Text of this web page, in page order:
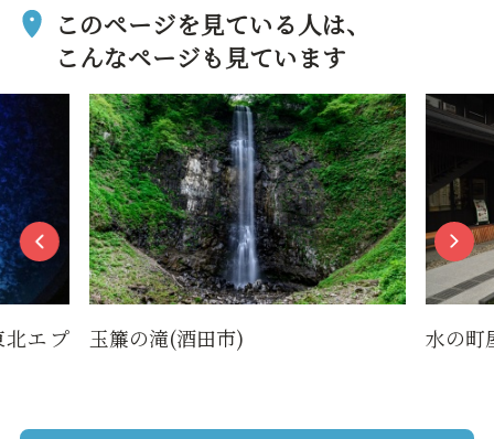
このページを見ている人は、
こんなページも見ています
水の町屋 七日町御殿堰 瓜